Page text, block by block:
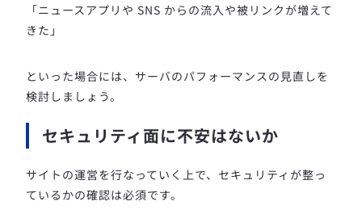
「ニュースアプリや SNS からの流入や被リンクが増えて
きた」
といった場合には、サーバのパフォーマンスの見直しを
検討しましょう。
セキュリティ面に不安はないか
サイトの運営を行なっていく上で、セキュリティが整っ
ているかの確認は必須です。